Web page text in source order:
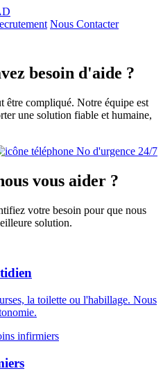
Nous Contacter
besoin d'aide ?
être compliqué. Notre équipe est
une solution fiable et humaine,
No d'urgence 24/7
vous aider ?
votre besoin pour que nous
solution.
la toilette ou l'habillage. Nous